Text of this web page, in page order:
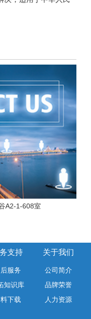
A2-1-608室
支持
服务
知识库
下载
关于我们
公司简介
品牌荣誉
人力资源